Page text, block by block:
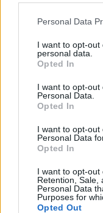
Please note that this
not limited to your
grant or deny
use your data for
consent section.
Personal Data
I want to opt-
personal data.
Opted In
I want to opt-out
Personal Data.
Opted In
I want to opt-
Personal Data
Opted In
I want to opt-out
Retention, Sale,
Personal Data
Purposes for
Opted Out